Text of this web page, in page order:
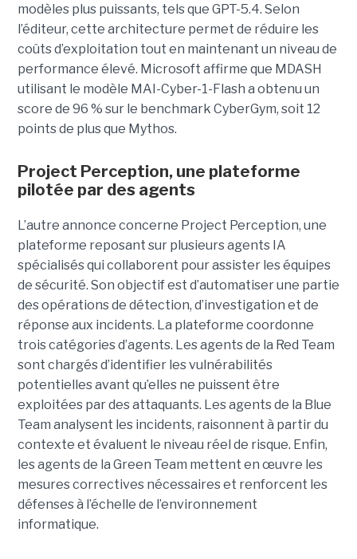
modèles plus puissants, tels que GPT-5.4. Selon
l’éditeur, cette architecture permet de réduire les
coûts d’exploitation tout en maintenant un niveau de
performance élevé. Microsoft affirme que MDASH
utilisant le modèle MAI-Cyber-1-Flash a obtenu un
score de 96 % sur le benchmark CyberGym, soit 12
points de plus que Mythos.
Project Perception, une plateforme
pilotée par des agents
L’autre annonce concerne Project Perception, une
plateforme reposant sur plusieurs agents IA
spécialisés qui collaborent pour assister les équipes
de sécurité. Son objectif est d’automatiser une partie
des opérations de détection, d’investigation et de
réponse aux incidents. La plateforme coordonne
trois catégories d’agents. Les agents de la Red Team
sont chargés d’identifier les vulnérabilités
potentielles avant qu’elles ne puissent être
exploitées par des attaquants. Les agents de la Blue
Team analysent les incidents, raisonnent à partir du
contexte et évaluent le niveau réel de risque. Enfin,
les agents de la Green Team mettent en œuvre les
mesures correctives nécessaires et renforcent les
défenses à l’échelle de l’environnement
informatique.